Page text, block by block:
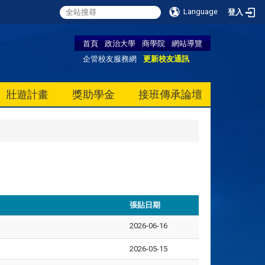
Language 登入
首頁 政治大學 商學院
網站導覽
企管校友服務網
更新校友通訊
壯遊計畫 獎助學金 接班傳承論壇
張貼日期
2026-06-16
2026-05-15